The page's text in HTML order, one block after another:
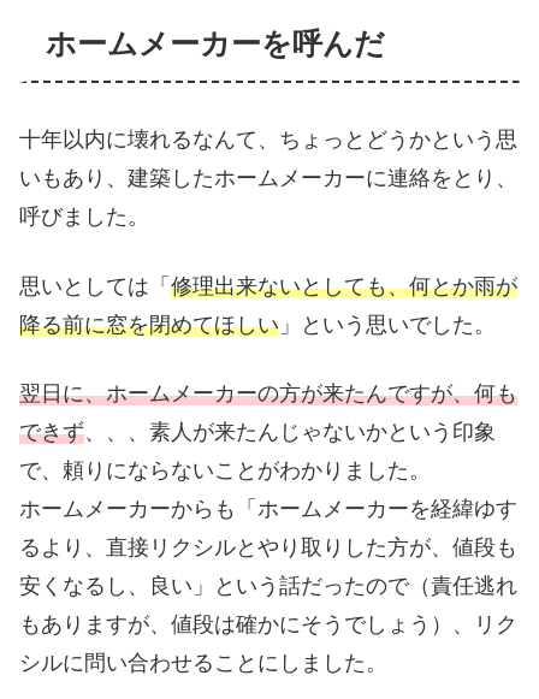
ホームメーカーを呼んだ
十年以内に壊れるなんて、ちょっとどうかという思
いもあり、建築したホームメーカーに連絡をとり、
呼びました。
思いとしては「 修理出来ないとしても、何とか雨が
降る前に窓を閉めてほしい 」という思いでした。
翌日に、ホームメーカーの方が来たんですが、何も
できず、、、素人が来たんじゃないかという印象
で、頼りにならないことがわかりました。
ホームメーカーからも「ホームメーカーを経緯ゆす
るより、直接リクシルとやり取りした方が、値段も
安くなるし、良い」という話だったので（責任逃れ
もありますが、値段は確かにそうでしょう）、リク
シルに問い合わせることにしました。